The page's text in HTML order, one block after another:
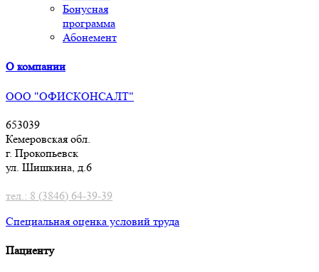
Бонусная
программа
Абонемент
О компании
ООО "ОФИСКОНСАЛТ"
653039
Кемеровская обл.
г. Прокопьевск
ул. Шишкина, д.6
тел.: 8 (3846) 64-39-39
Специальная оценка условий труда
Пациенту